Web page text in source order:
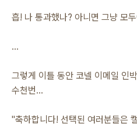
흡! 나 통과했나? 아니면 그냥 모
...
그렇게 이틀 동안 코넬 이메일 인
수천번...
"축하합니다! 선택된 여러분들은